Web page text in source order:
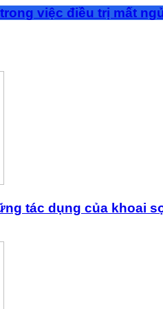
việc điều trị mất
tác dụng của khoai